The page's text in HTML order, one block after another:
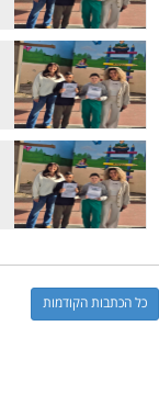
כל הכתבות הקודמות